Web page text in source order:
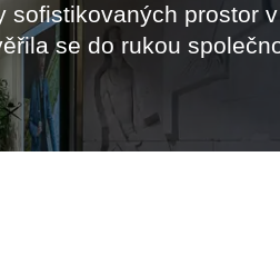
prostor
se do rukou